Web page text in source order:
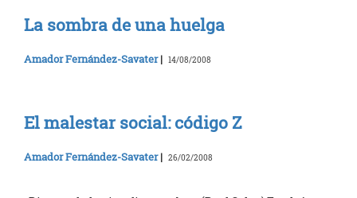
La sombra de una huelga
Amador Fernández-Savater| 14/08/2008
El malestar social: código Z
Amador Fernández-Savater| 26/02/2008